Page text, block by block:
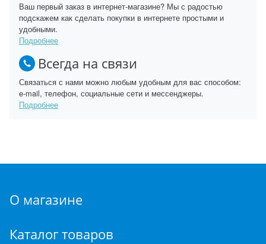
Ваш первый заказ в интернет-магазине? Мы с радостью
подскажем как сделать покупки в интернете простыми и
удобными.
Подробнее
Всегда на связи
Связаться с нами можно любым удобным для вас способом:
e-mail, телефон, социальные сети и мессенджеры.
Подробнее
О магазине
Каталог товаров